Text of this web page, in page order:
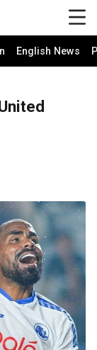
English News